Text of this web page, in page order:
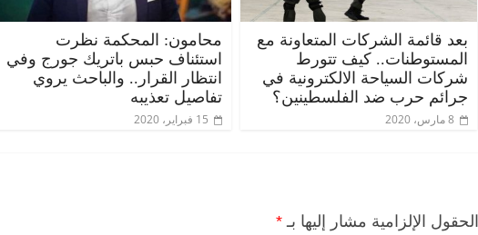
بعد قائمة الشركات المتعاونة مع
المستوطنات.. كيف تتورط
شركات السياحة الالكترونية في
جرائم حرب ضد الفلسطينين؟
8 مارس، 2020
محامون: المحكمة نظرت
استئناف حبس باتريك جورج وفي
انتظار القرار.. والباحث يروي
تفاصيل تعذيبه
15 فبراير، 2020
الحقول الإلزامية مشار إليها بـ *